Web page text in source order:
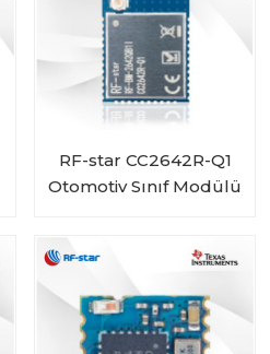
RF-star CC2642R-Q1
Otomotiv Sınıf Modülü